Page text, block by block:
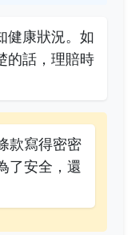
健康狀況。如
的話，理賠時
款寫得密密
了安全，還